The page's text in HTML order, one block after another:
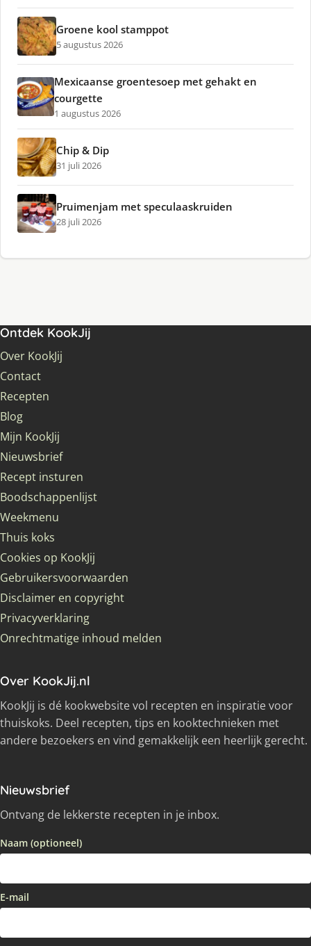
Groene kool stamppot
5 augustus 2026
Mexicaanse groentesoep met gehakt en
courgette
1 augustus 2026
Chip & Dip
31 juli 2026
Pruimenjam met speculaaskruiden
28 juli 2026
Ontdek KookJij
Over KookJij
Contact
Recepten
Blog
Mijn KookJij
Nieuwsbrief
Recept insturen
Boodschappenlijst
Weekmenu
Thuis koks
Cookies op KookJij
Gebruikersvoorwaarden
Disclaimer en copyright
Privacyverklaring
Onrechtmatige inhoud melden
Over KookJij.nl
KookJij is dé kookwebsite vol recepten en inspiratie voor
thuiskoks. Deel recepten, tips en kooktechnieken met
andere bezoekers en vind gemakkelijk een heerlijk gerecht.
Nieuwsbrief
Ontvang de lekkerste recepten in je inbox.
Naam (optioneel)
E-mail